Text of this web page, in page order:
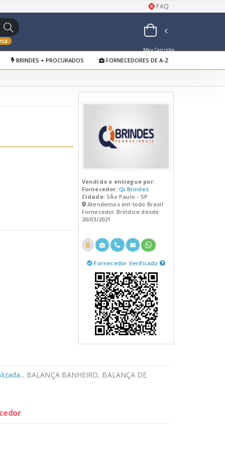
FAQ
Meu Carrinho
de Orçamentos
BRINDES + PROCURADOS FORNECEDORES DE A-Z
Vendido e entregue por:
Fornecedor: Qi Brindes
Cidade:SÃo Paulo - SP
Atendemos em todo Brasil
Fornecedor Bríndice desde:
20/03/2021
Fornecedor Verificado
... BALANÇA BANHEIRO, BALANÇA DE